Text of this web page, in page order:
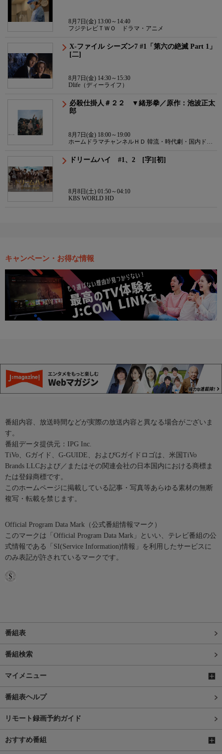
8月7日(金) 13:00～14:40
フジテレビＴＷＯ ドラマ・アニメ
X-ファイル シーズン7 #1「第六の絶滅 Part 1」
[二]
8月7日(金) 14:30～15:30
Dlife（ディーライフ）
必殺仕掛人＃２２ ▼緒形拳／原作：池波正太
郎
8月7日(金) 18:00～19:00
ホームドラマチャンネルＨＤ 韓流・時代劇・国内ドラ
ドリームハイ #1、2 [字][初]
8月8日(土) 01:50～04:10
KBS WORLD HD
キャンペーン・お得な情報
番組内容、放送時間などが実際の放送内容と異なる場合がございま
す。
番組データ提供元：IPG Inc.
TiVo、Gガイド、G-GUIDE、およびGガイドロゴは、米国TiVo
Brands LLCおよび／またはその関連会社の日本国内における商標ま
たは登録商標です。
このホームページに掲載している記事・写真等あらゆる素材の無断
複写・転載を禁じます。
Official Program Data Mark（公式番組情報マーク）
このマークは「Official Program Data Mark」といい、テレビ番組の公
式情報である「SI(Service Information)情報」を利用したサービスに
のみ表記が許されているマークです。
番組表
番組検索
マイメニュー
番組表ヘルプ
リモート録画予約ガイド
おすすめ番組